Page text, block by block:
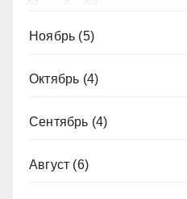
Ноябрь (5)
Октябрь (4)
Сентябрь (4)
Август (6)